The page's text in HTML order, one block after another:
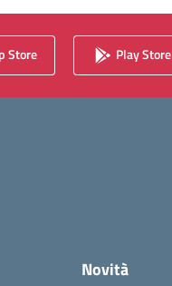
Store Play Store
Novità